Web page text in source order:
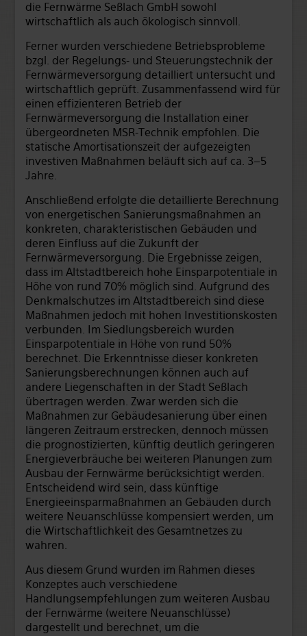
die Fernwärme Seßlach GmbH sowohl
wirtschaftlich als auch ökologisch sinnvoll.
Ferner wurden verschiedene Betriebsprobleme
bzgl. der Regelungs- und Steuerungstechnik der
Fernwärmeversorgung detailliert untersucht und
wirtschaftlich geprüft. Zusammenfassend wird für
einen effizienteren Betrieb der
Fernwärmeversorgung die Installation einer
übergeordneten MSR-Technik empfohlen. Die
statische Amortisationszeit der aufgezeigten
investiven Maßnahmen beläuft sich auf ca. 3–5
Jahre.
Anschließend erfolgte die detaillierte Berechnung
von energetischen Sanierungsmaßnahmen an
konkreten, charakteristischen Gebäuden und
deren Einfluss auf die Zukunft der
Fernwärmeversorgung. Die Ergebnisse zeigen,
dass im Altstadtbereich hohe Einsparpotentiale in
Höhe von rund 70% möglich sind. Aufgrund des
Denkmalschutzes im Altstadtbereich sind diese
Maßnahmen jedoch mit hohen Investitionskosten
verbunden. Im Siedlungsbereich wurden
Einsparpotentiale in Höhe von rund 50%
berechnet. Die Erkenntnisse dieser konkreten
Sanierungsberechnungen können auch auf
andere Liegenschaften in der Stadt Seßlach
übertragen werden. Zwar werden sich die
Maßnahmen zur Gebäudesanierung über einen
längeren Zeitraum erstrecken, dennoch müssen
die prognostizierten, künftig deutlich geringeren
Energieverbräuche bei weiteren Planungen zum
Ausbau der Fernwärme berücksichtigt werden.
Entscheidend wird sein, dass künftige
Energieeinsparmaßnahmen an Gebäuden durch
weitere Neuanschlüsse kompensiert werden, um
die Wirtschaftlichkeit des Gesamtnetzes zu
wahren.
Aus diesem Grund wurden im Rahmen dieses
Konzeptes auch verschiedene
Handlungsempfehlungen zum weiteren Ausbau
der Fernwärme (weitere Neuanschlüsse)
dargestellt und berechnet, um die